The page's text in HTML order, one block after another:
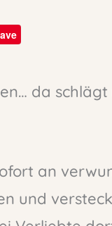
da
an
und